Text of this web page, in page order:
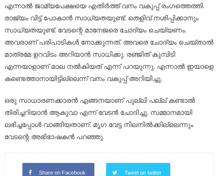
എന്നാൽ ജാമ്യപേക്ഷയെ എതിർത്ത് വനം വകുപ്പ് രംഗത്തെത്തി.
രാജ്യം വിട്ട് പോകാൻ സാധ്യതയുണ്ട്. തെളിവ് നശിപ്പിക്കാനും
സാധ്യതയുണ്ട്. വേടന്റെ മാനേജരെ ചോദ്യം ചെയ്യണം.
അവരാണ് പരിപാടികൾ നോക്കുന്നത്. അവരെ ചോദ്യം ചെയ്താൽ
മാത്രമേ ഉറവിടം അറിയാൻ സാധിക്കു. രഞ്ജിത് കുമ്പിടി
എന്നയാളാണ് മാല നൽകിയത് എന്ന് പറയുന്നു. എന്നാൽ ഇയാളെ
കണ്ടെത്താനായിട്ടില്ലെന്ന് വനം വകുപ്പ് അറിയിച്ചു.
ഒരു സാധാരണക്കാരൻ എങ്ങനയാണ് പുല്ലി പല്ല് കണ്ടാൽ
തിരിച്ചറിയാൻ ആകുവാ എന്ന് വേടൻ ചോദിച്ചു. സമ്മാനമായി
ലഭിച്ചപ്പോൾ വാങ്ങിയതാണ്. മൃഗ വേട്ട നിലനിൽക്കില്ലെന്നും
വേടന്റെ അഭിഭാഷകൻ പറഞ്ഞു.
Share on Facebook Tweet on twitter